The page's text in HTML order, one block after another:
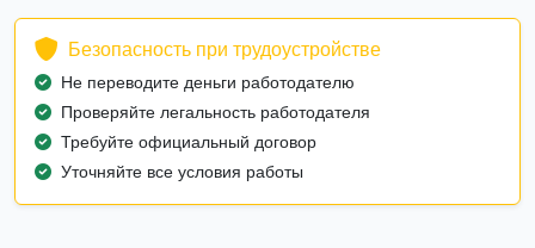
Безопасность при трудоустройстве
Не переводите деньги работодателю
Проверяйте легальность работодателя
Требуйте официальный договор
Уточняйте все условия работы